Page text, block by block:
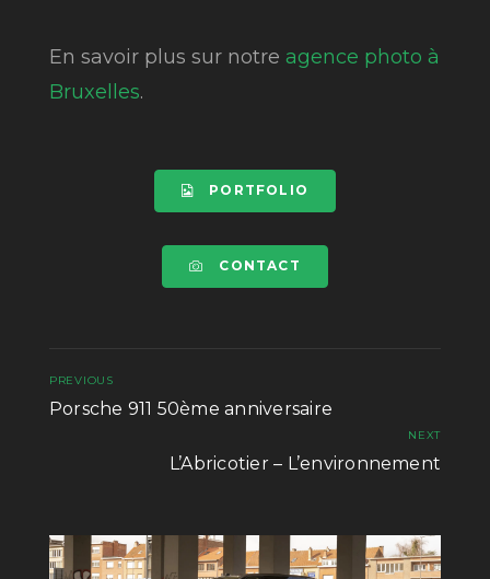
En savoir plus sur notre agence photo à
Bruxelles.
PORTFOLIO
CONTACT
PREVIOUS
Porsche 911 50ème anniversaire
NEXT
L’Abricotier – L’environnement